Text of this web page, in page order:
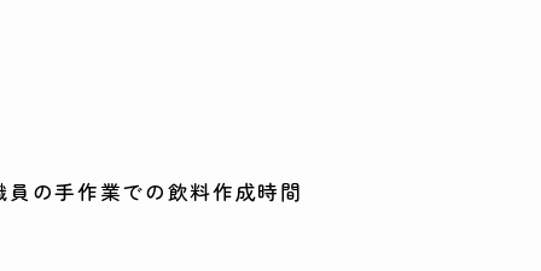
の手作業での飲料作成時間